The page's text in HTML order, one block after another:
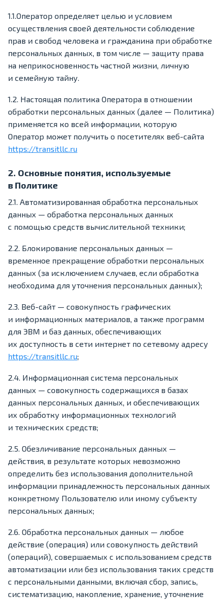
1.1.Оператор определяет целью и условием
осуществления своей деятельности соблюдение
прав и свобод человека и гражданина при обработке
персональных данных, в том числе — защиту права
на неприкосновенность частной жизни, личную
и семейную тайну.
1.2. Настоящая политика Оператора в отношении
обработки персональных данных (далее — Политика)
применяется ко всей информации, которую
Оператор может получить о посетителях веб-сайта
https://transitllc.ru
2. Основные понятия, используемые
в Политике
2.1. Автоматизированная обработка персональных
данных — обработка персональных данных
с помощью средств вычислительной техники;
2.2. Блокирование персональных данных —
временное прекращение обработки персональных
данных (за исключением случаев, если обработка
необходима для уточнения персональных данных);
2.3. Веб-сайт — совокупность графических
и информационных материалов, а также программ
для ЭВМ и баз данных, обеспечивающих
их доступность в сети интернет по сетевому адресу
https://transitllc.ru;
2.4. Информационная система персональных
данных — совокупность содержащихся в базах
данных персональных данных, и обеспечивающих
их обработку информационных технологий
и технических средств;
2.5. Обезличивание персональных данных —
действия, в результате которых невозможно
определить без использования дополнительной
информации принадлежность персональных данных
конкретному Пользователю или иному субъекту
персональных данных;
2.6. Обработка персональных данных — любое
действие (операция) или совокупность действий
(операций), совершаемых с использованием средств
автоматизации или без использования таких средств
с персональными данными, включая сбор, запись,
систематизацию, накопление, хранение, уточнение